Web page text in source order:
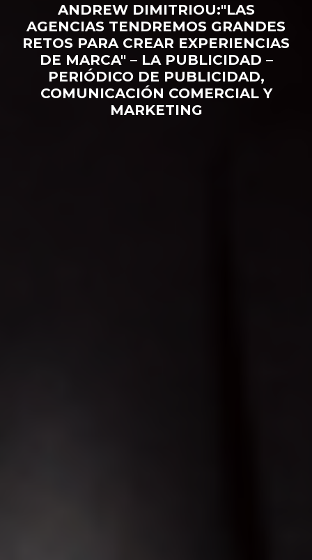
ANDREW DIMITRIOU:"LAS
AGENCIAS TENDREMOS GRANDES
RETOS PARA CREAR EXPERIENCIAS
DE MARCA" – LA PUBLICIDAD –
PERIÓDICO DE PUBLICIDAD,
COMUNICACIÓN COMERCIAL Y
MARKETING